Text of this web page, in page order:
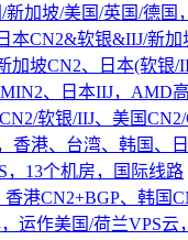
加坡/美国/英国/德国
本CN2&软银&IIJ/新
加坡CN2、日本(软银
、日本IIJ，AMD
软银/IIJ、美国
香港、台湾、韩国、
，13个机房，国际线路
香港CN2+BGP、韩国
运作美国/荷兰VPS